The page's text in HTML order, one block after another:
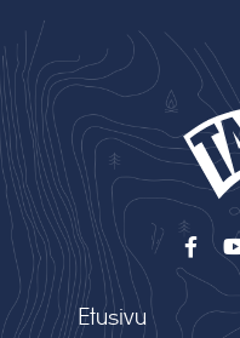
Etusivu